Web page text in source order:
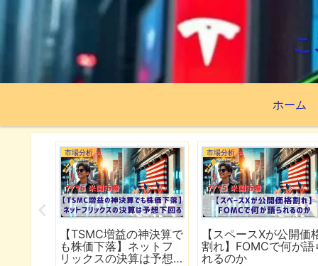
ホーム
市場分析
【TSMC増益の神決算で
も株価下落】ネットフ
リックスの決算は予想
市場分析
【スペースXが公開価
割れ】FOMCで何が語
れるのか